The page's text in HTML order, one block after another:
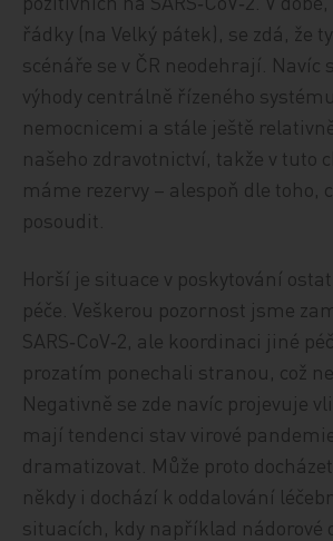
řádky (na Velký pátek), se zdá, že
scénáře se v ČR neodehrají. Navíc
výhody centrálně řízeného
nemocnicemi a stále ještě
našeho zdravotnictví, takže v tuto
máme rezervy – alespoň dle toho,
posoudit.
Horší je situace v poskytování
péče. Veškerou pozornost jsme
SARS‑CoV‑2, ale koordinaci jiné
prozatím ponechali stranou, což
Negativně se zde navíc projevuje
mají tendenci stav virové
dramatizovat. Může proto
někdy i dochází k oddalování
situacích, kdy například nádorové